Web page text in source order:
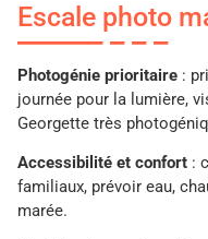
Escale photo
Photogénie prioritaire :
journée pour la lumière,
Georgette très
Accessibilité et confort :
familiaux, prévoir eau,
marée.